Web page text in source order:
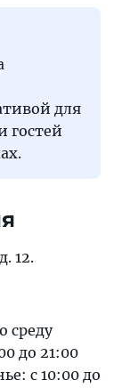
для
гостей
12.
среду
до 21:00
с 10:00 до